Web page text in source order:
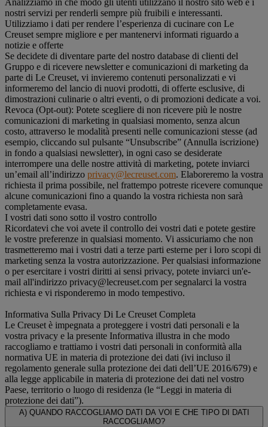
Analizziamo in che modo gli utenti utilizzano il nostro sito web e i
nostri servizi per renderli sempre più fruibili e interessanti.
Utilizziamo i dati per rendere l’esperienza di cucinare con Le
Creuset sempre migliore e per mantenervi informati riguardo a
notizie e offerte
Se decidete di diventare parte del nostro database di clienti del
Gruppo e di ricevere newsletter e comunicazioni di marketing da
parte di Le Creuset, vi invieremo contenuti personalizzati e vi
informeremo del lancio di nuovi prodotti, di offerte esclusive, di
dimostrazioni culinarie o altri eventi, o di promozioni dedicate a voi.
Revoca (Opt-out): Potete scegliere di non ricevere più le nostre
comunicazioni di marketing in qualsiasi momento, senza alcun
costo, attraverso le modalità presenti nelle comunicazioni stesse (ad
esempio, cliccando sul pulsante “Unsubscribe” (Annulla iscrizione)
in fondo a qualsiasi newsletter), in ogni caso se desiderate
interrompere una delle nostre attività di marketing, potete inviarci
un’email all’indirizzo privacy@lecreuset.com. Elaboreremo la vostra
richiesta il prima possibile, nel frattempo potreste ricevere comunque
alcune comunicazioni fino a quando la vostra richiesta non sarà
completamente evasa.
I vostri dati sono sotto il vostro controllo
Ricordatevi che voi avete il controllo dei vostri dati e potete gestire
le vostre preferenze in qualsiasi momento. Vi assicuriamo che non
trasmetteremo mai i vostri dati a terze parti esterne per i loro scopi di
marketing senza la vostra autorizzazione. Per qualsiasi informazione
o per esercitare i vostri diritti ai sensi privacy, potete inviarci un'e-
mail all'indirizzo privacy@lecreuset.com per segnalarci la vostra
richiesta e vi risponderemo in modo tempestivo.
Informativa Sulla Privacy Di Le Creuset Completa
Le Creuset è impegnata a proteggere i vostri dati personali e la
vostra privacy e la presente Informativa illustra in che modo
raccogliamo e trattiamo i vostri dati personali in conformità alla
normativa UE in materia di protezione dei dati (ivi incluso il
regolamento generale sulla protezione dei dati dell’UE 2016/679) e
alla legge applicabile in materia di protezione dei dati nel vostro
Paese, territorio o luogo di residenza (le “Leggi in materia di
protezione dei dati”).
A) QUANDO RACCOGLIAMO DATI DA VOI E CHE TIPO DI DATI
RACCOGLIAMO?